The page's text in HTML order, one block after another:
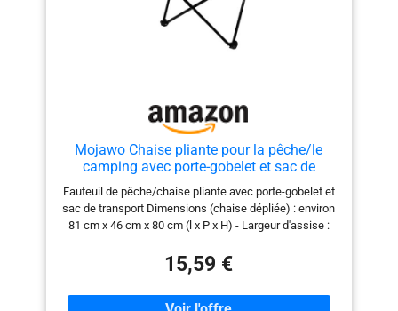
Mojawo Chaise pliante pour la pêche/le
camping avec porte-gobelet et sac de
transport Noir
Fauteuil de pêche/chaise pliante avec porte-gobelet et
sac de transport Dimensions (chaise dépliée) : environ
81 cm x 46 cm x 80 cm (l x P x H) - Largeur d'assise :
Matériau de la structure : acier (revêtu par
pulvérisation) Pliable Couleur : voir couleurs au choix
15,59 €